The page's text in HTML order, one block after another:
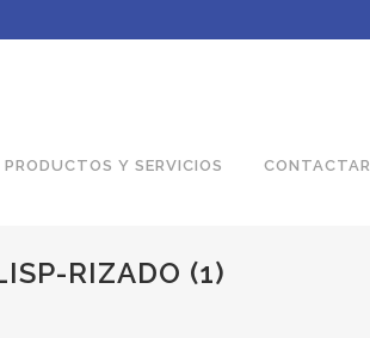
PRODUCTOS Y SERVICIOS CONTACTAR
RIZADO (1)